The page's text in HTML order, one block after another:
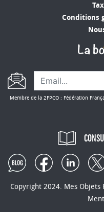
Conditions
Membre de la 2FPCO : Fédération
Copyright 2024. Mes